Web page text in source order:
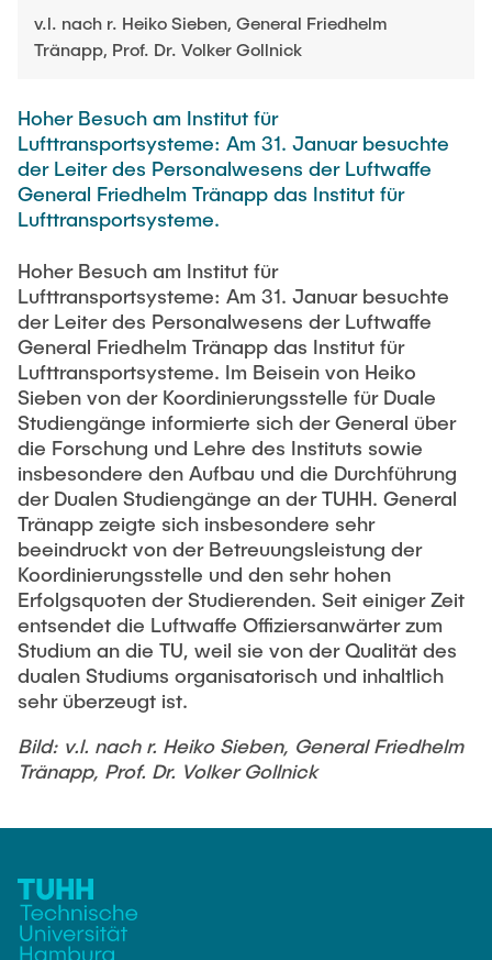
Technische Mitarbeiter
Anja-Maria Doobe-Jöstingmeier
Carmen Hajunga
Wissenschaftliche Mitarbeiter
Nils Albrecht
Moritz Bäcker
Nils Bade
Frederike Bartels
Niklas Frewer
Kristina Heß
Kai Christian Hübner
Omar Jabi
Marvin Jäger
Sarah Klass
Dominik Langer
Rasmus Mentzer
Philip Riege
Georg Frederik Riemschneider
Marvin Ruppik
Jan-Joshua Schmitt
Frederik Vollmer
Nico Weiß
HODEPLIO
BrainEpP
Smart Analytics
SICHER
SUSTRONICS
Weitere Projektbeteiligungen
ElektRail
I3 Junior
Things@TUHHLab
Abgeschlossene Projekte
Ausstattung des Instituts
Messtechnik
Aufbautechnologien
Feinmechanik
Software
AKTUELLES
v.l. nach r. Heiko Sieben, General Friedhelm
Tränapp, Prof. Dr. Volker Gollnick
Hoher Besuch am Institut für
Lufttransportsysteme: Am 31. Januar besuchte
der Leiter des Personalwesens der Luftwaffe
General Friedhelm Tränapp das Institut für
Lufttransportsysteme.
Hoher Besuch am Institut für
Lufttransportsysteme: Am 31. Januar besuchte
der Leiter des Personalwesens der Luftwaffe
General Friedhelm Tränapp das Institut für
Lufttransportsysteme. Im Beisein von Heiko
Sieben von der Koordinierungsstelle für Duale
Studiengänge informierte sich der General über
die Forschung und Lehre des Instituts sowie
insbesondere den Aufbau und die Durchführung
der Dualen Studiengänge an der TUHH. General
Tränapp zeigte sich insbesondere sehr
beeindruckt von der Betreuungsleistung der
Koordinierungsstelle und den sehr hohen
Erfolgsquoten der Studierenden. Seit einiger Zeit
entsendet die Luftwaffe Offiziersanwärter zum
Studium an die TU, weil sie von der Qualität des
dualen Studiums organisatorisch und inhaltlich
sehr überzeugt ist.
Bild: v.l. nach r. Heiko Sieben, General Friedhelm
Tränapp, Prof. Dr. Volker Gollnick